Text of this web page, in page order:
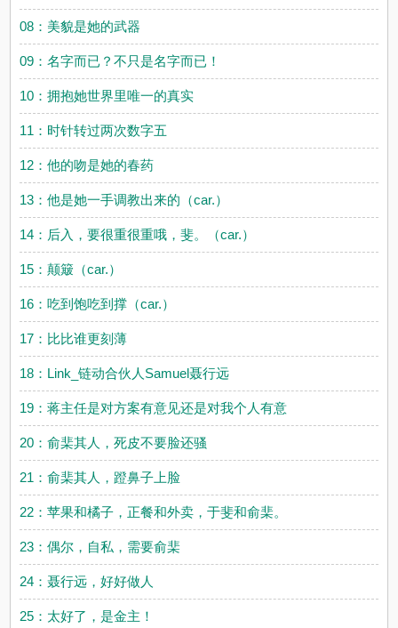
08：美貌是她的武器
09：名字而已？不只是名字而已！
10：拥抱她世界里唯一的真实
11：时针转过两次数字五
12：他的吻是她的春药
13：他是她一手调教出来的（car.）
14：后入，要很重很重哦，斐。（car.）
15：颠簸（car.）
16：吃到饱吃到撑（car.）
17：比比谁更刻薄
18：Link_链动合伙人Samuel聂行远
19：蒋主任是对方案有意见还是对我个人有意
20：俞棐其人，死皮不要脸还骚
21：俞棐其人，蹬鼻子上脸
22：苹果和橘子，正餐和外卖，于斐和俞棐。
23：偶尔，自私，需要俞棐
24：聂行远，好好做人
25：太好了，是金主！